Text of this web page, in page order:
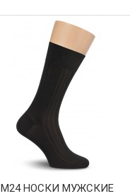
М24 НОСКИ МУЖСКИЕ